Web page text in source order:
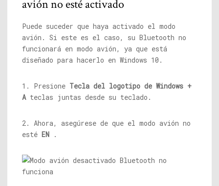
avión no esté activado
Puede suceder que haya activado el modo
avión. Si este es el caso, su Bluetooth no
funcionará en modo avión, ya que está
diseñado para hacerlo en Windows 10.
1. Presione Tecla del logotipo de Windows +
Ateclas juntas desde su teclado.
2. Ahora, asegúrese de que el modo avión no
esté EN .